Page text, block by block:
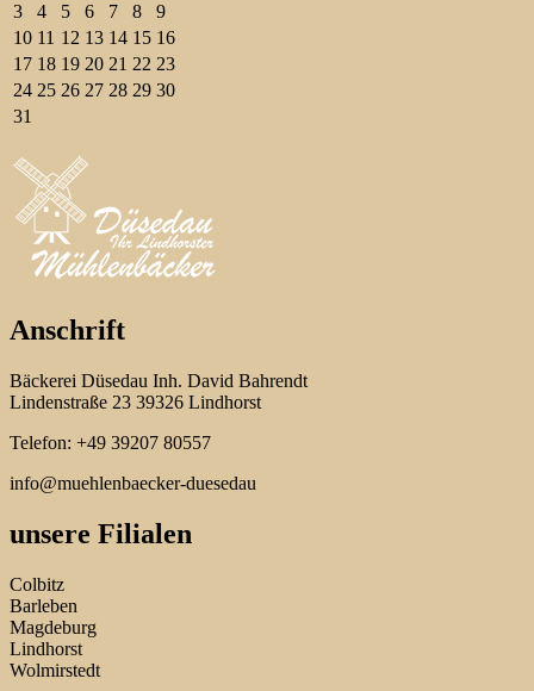
3
4 5 6 7 8
9
10 11 12 13 14 15 16
17 18 19 20 21 22 23
24 25 26 27 28 29 30
31
Anschrift
Bäckerei Düsedau Inh. David Bahrendt
Lindenstraße 23 39326 Lindhorst
Telefon: +49 39207 80557
info@muehlenbaecker-duesedau
unsere Filialen
Colbitz
Barleben
Magdeburg
Lindhorst
Wolmirstedt